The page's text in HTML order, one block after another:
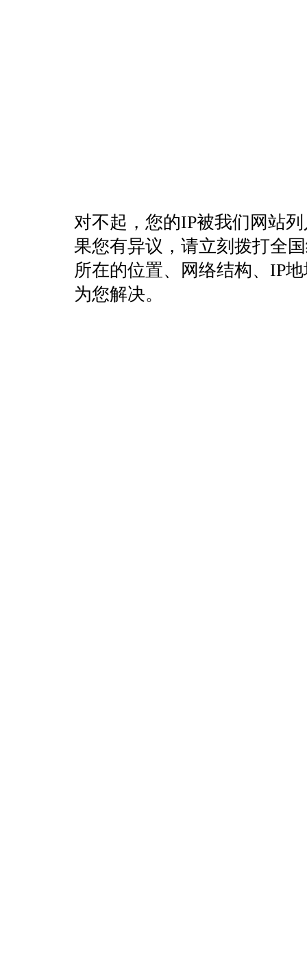
对不起，您的IP被我们网站
果您有异议，请立刻拨打全
所在的位置、网络结构、IP
为您解决。